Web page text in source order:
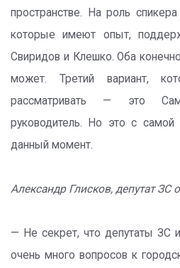
пространстве. На роль
которые имеют опыт,
Свиридов и Клешко. Оба
может. Третий вариант,
рассматривать — это
руководитель. Но это с самой
данный момент.
Александр Глисков, депутат ЗС
— Не секрет, что депутаты ЗС
очень много вопросов к